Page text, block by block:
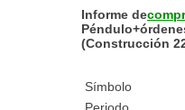
Informe de
(Construcción
Símbolo